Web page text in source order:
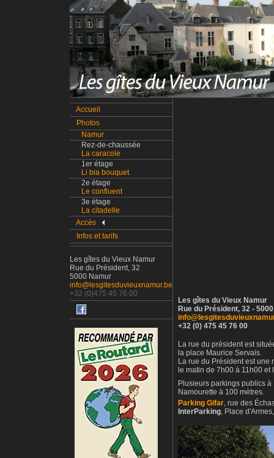
Accueil
Photos
Namur
Rez-de-chaussée
La caracole
1er étage
Li bia bouquet
2e étage
Le confluent
3e étage
La citadelle
Accès
Infos et tarifs
Les gîtes du Vieux Namur
Rue du Président, 32
5000 Namur
info@lesgitesduvieuxnamur.be
+32 (0)475 45 76 00
Les gîtes du Vieux Namur
Rue du Président, 32 -
+32 (0) 475 45 76 00
La rue du président est
la place Maurice Servais.
La rue du Président est
le matin de 7h00 à 11h00
Plusieurs parkings publics
Namourette à 100 mètres.
Parking Gifar, rue des
InterParking, Place